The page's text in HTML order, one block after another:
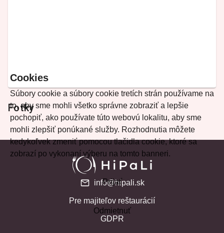
Fotky
Cookies
Súbory cookie a súbory cookie tretích strán používame na
to, aby sme mohli všetko správne zobraziť a lepšie
pochopiť, ako používate túto webovú lokalitu, aby sme
mohli zlepšiť ponúkané služby. Rozhodnutia môžete
kedykoľvek zmeniť pomocou tlačidla cookie, ktoré sa
zobrazí po vykonaní výberu na tomto banneri.
Prijať
Odmietnuť
info@hipali.sk
Pre majiteľov reštaurácií
GDPR